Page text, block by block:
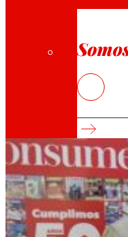
Así
Todo
EROSKI
Medio siglo